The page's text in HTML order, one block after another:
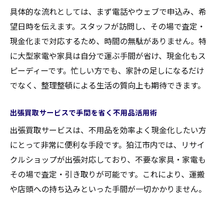
具体的な流れとしては、まず電話やウェブで申込み、希
望日時を伝えます。スタッフが訪問し、その場で査定・
現金化まで対応するため、時間の無駄がありません。特
に大型家電や家具は自分で運ぶ手間が省け、現金化もス
ピーディーです。忙しい方でも、家計の足しになるだけ
でなく、整理整頓による生活の質向上も期待できます。
出張買取サービスで手間を省く不用品活用術
出張買取サービスは、不用品を効率よく現金化したい方
にとって非常に便利な手段です。狛江市内では、リサイ
クルショップが出張対応しており、不要な家具・家電も
その場で査定・引き取りが可能です。これにより、運搬
や店頭への持ち込みといった手間が一切かかりません。